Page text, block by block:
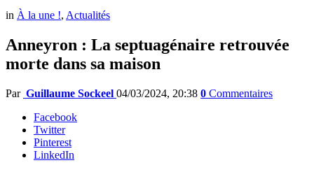
in À la une !, Actualités
Anneyron : La septuagénaire retrouvée
morte dans sa maison
Par Guillaume Sockeel 04/03/2024, 20:38 0 Commentaires
Facebook
Twitter
Pinterest
LinkedIn